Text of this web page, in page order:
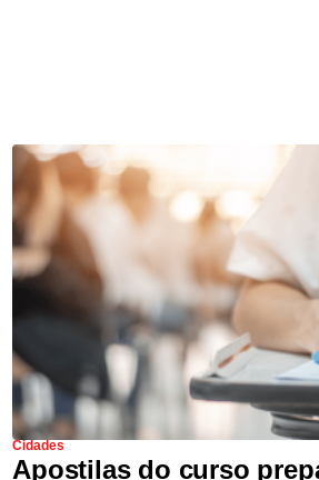
Cidades
Apostilas do curso